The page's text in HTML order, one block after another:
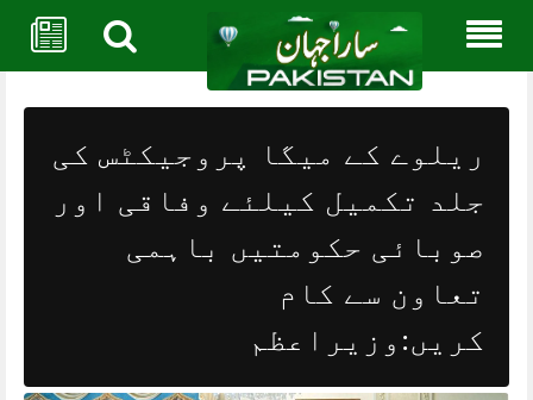
content
ریلوے کے میگا پروجیکٹس کی
جلد تکمیل کیلئے وفاقی اور
صوبائی حکومتیں باہمی
تعاون سے کام
کریں:وزیراعظم